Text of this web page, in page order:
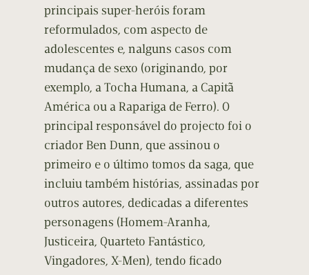
principais super-heróis foram
reformulados, com aspecto de
adolescentes e, nalguns casos com
mudança de sexo (originando, por
exemplo, a Tocha Humana, a Capitã
América ou a Rapariga de Ferro). O
principal responsável do projecto foi o
criador Ben Dunn, que assinou o
primeiro e o último tomos da saga, que
incluiu também histórias, assinadas por
outros autores, dedicadas a diferentes
personagens (Homem-Aranha,
Justiceira, Quarteto Fantástico,
Vingadores, X-Men), tendo ficado